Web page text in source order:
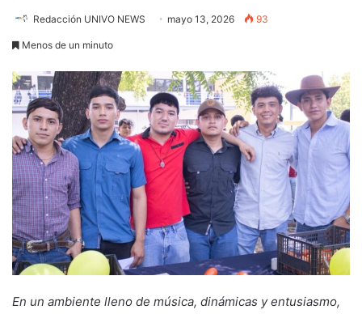
Redacción UNIVO NEWS mayo 13, 2026 93
Menos de un minuto
En un ambiente lleno de música, dinámicas y entusiasmo,